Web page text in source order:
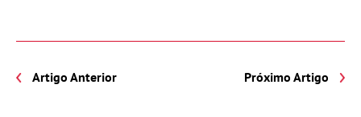
Artigo Anterior Próximo Artigo